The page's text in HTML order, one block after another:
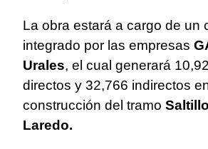
La obra estará a cargo de un
integrado por las empresas
Urales, el cual generará
directos y 32,766 indirectos
construcción del tramo
Laredo.